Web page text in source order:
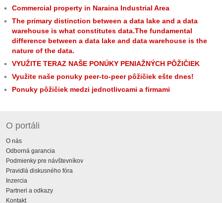
Commercial property in Naraina Industrial Area
The primary distinction between a data lake and a data
warehouse is what constitutes data.The fundamental
difference between a data lake and data warehouse is the
nature of the data.
VYUŽITE TERAZ NAŠE PONÚKY PENIAŽNÝCH PÔŽIČIEK
Využite naše ponuky peer-to-peer pôžičiek ešte dnes!
Ponuky pôžičiek medzi jednotlivcami a firmami
O portáli
O nás
Odborná garancia
Podmienky pre návštevníkov
Pravidlá diskusného fóra
Inzercia
Partneri a odkazy
Kontakt